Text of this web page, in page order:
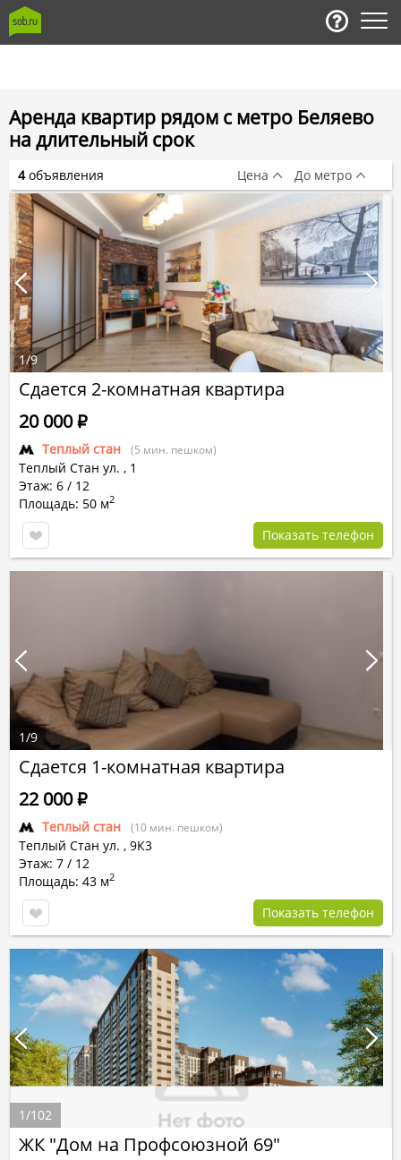
Аренда квартир рядом с метро Беляево
на длительный срок
Сдается 2-комнатная квартира
Теплый стан (5 мин. пешком)
Теплый Стан ул. , 1
Этаж: 6 / 12
Площадь: 50 м2
20 000Р
Показать телефон
1/9
Сдается 1-комнатная квартира
Теплый стан (10 мин. пешком)
Теплый Стан ул. , 9К3
Этаж: 7 / 12
Площадь: 43 м2
22 000Р
Показать телефон
1/9
ЖК "Дом на Профсоюзной 69"
1/102
4объявления Цена До метро